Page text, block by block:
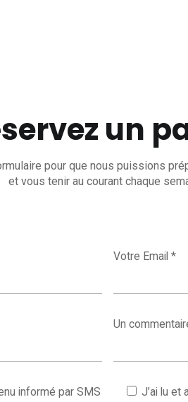
un
pour que nous puissions
et vous tenir au courant chaque
Votre Email *
Un
informé par SMS
J’ai lu et